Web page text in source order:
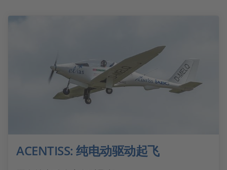
ACENTISS: 纯电动驱动起飞